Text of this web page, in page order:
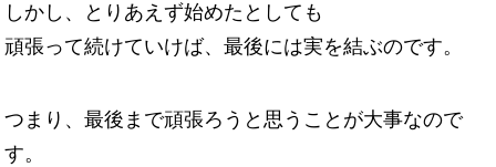
しかし、とりあえず始めたとしても
頑張って続けていけば、最後には実を結ぶのです。
つまり、最後まで頑張ろうと思うことが大事なので
す。